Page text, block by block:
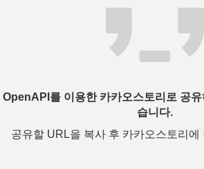
OpenAPI를 이용한 카카오스토리로 공
습니다.
공유할 URL을 복사 후 카카오스토리에